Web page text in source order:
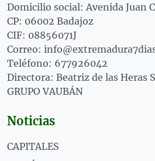
Domicilio social: Avenida Juan
CP: 06002 Badajoz
CIF: 08856071J
Correo:
Teléfono: 677926042
Directora: Beatriz de las Heras
GRUPO VAUBÁN
Noticias
CAPITALES